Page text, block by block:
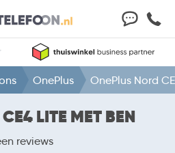
OnePlus OnePlus Nord
LITE MET BEN
reviews